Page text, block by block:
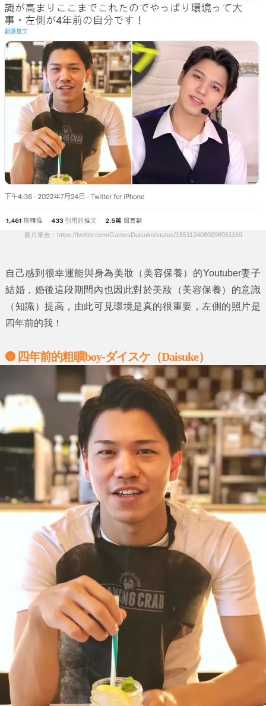
圖片來自：https://twitter.com/GamesDaisuke/status/1551124080098951169
自己感到很幸運能與身為美妝（美容保養）的Youtuber妻子
結婚，婚後這段期間內也因此對於美妝（美容保養）的意識
（知識）提高，由此可見環境是真的很重要，左側的照片是
四年前的我！
四年前的粗曠boy-ダイスケ（Daisuke）